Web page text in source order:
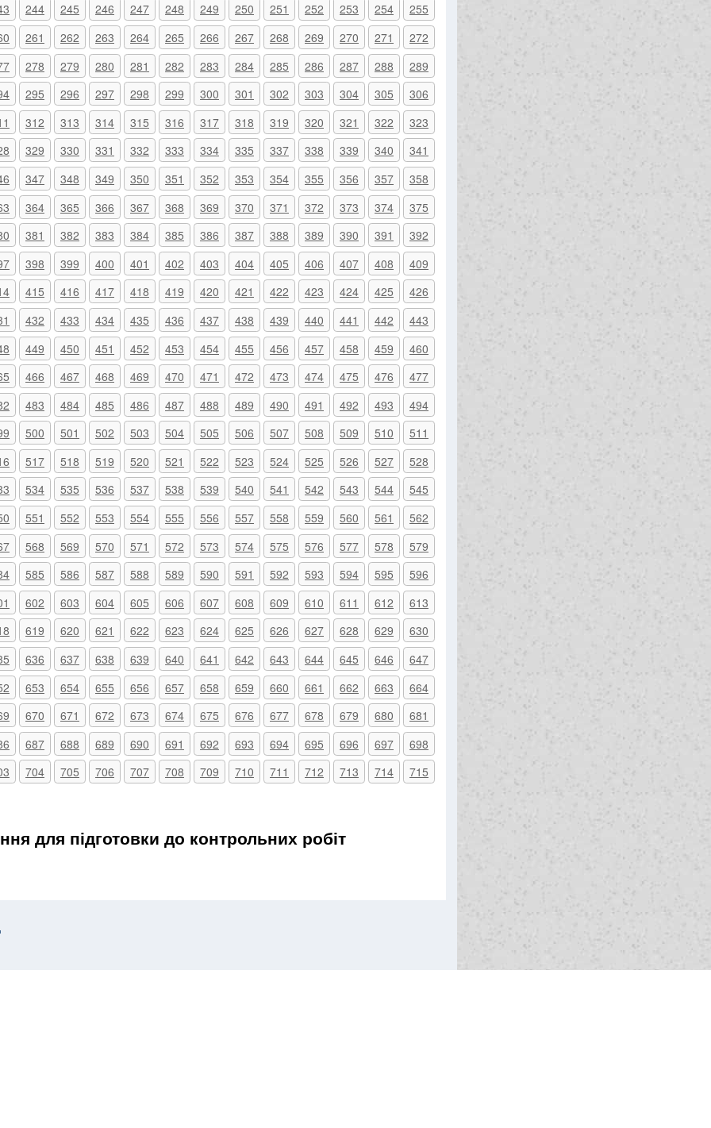
244 245 246 247 248 249 250 251 252 253 254
255
261 262 263 264 265 266 267 268 269 270 271
272
278 279 280 281 282 283 284 285 286 287 288
289
295 296 297 298 299 300 301 302 303 304 305
306
312 313 314 315 316 317 318 319 320 321 322
323
329 330 331 332 333 334 335 337 338 339 340
341
347 348 349 350 351 352 353 354 355 356 357
358
364 365 366 367 368 369 370 371 372 373 374
375
381 382 383 384 385 386 387 388 389 390 391
392
398 399 400 401 402 403 404 405 406 407 408
409
415 416 417 418 419 420 421 422 423 424 425
426
432 433 434 435 436 437 438 439 440 441 442
443
449 450 451 452 453 454 455 456 457 458 459
460
466 467 468 469 470 471 472 473 474 475 476
477
483 484 485 486 487 488 489 490 491 492 493
494
500 501 502 503 504 505 506 507 508 509 510
511
517 518 519 520 521 522 523 524 525 526 527
528
534 535 536 537 538 539 540 541 542 543 544
545
551 552 553 554 555 556 557 558 559 560 561
562
568 569 570 571 572 573 574 575 576 577 578
579
585 586 587 588 589 590 591 592 593 594 595
596
602 603 604 605 606 607 608 609 610 611 612
613
619 620 621 622 623 624 625 626 627 628 629
630
636 637 638 639 640 641 642 643 644 645 646
647
653 654 655 656 657 658 659 660 661 662 663
664
670 671 672 673 674 675 676 677 678 679 680
681
687 688 689 690 691 692 693 694 695 696 697
698
704 705 706 707 708 709 710 711 712 713 714 715
для підготовки до контрольних робіт